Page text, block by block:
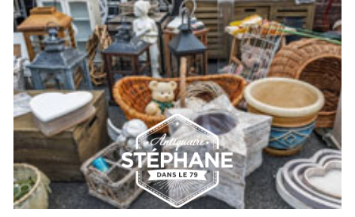
Achat antiquité Beceleuf